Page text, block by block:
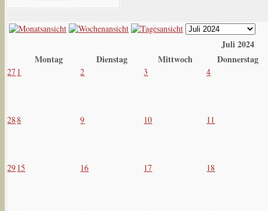
Juli 2024
Montag
Dienstag Mittwoch Donnerstag
27 1 2 3 4
288 9 10 11
29 15 16 17 18